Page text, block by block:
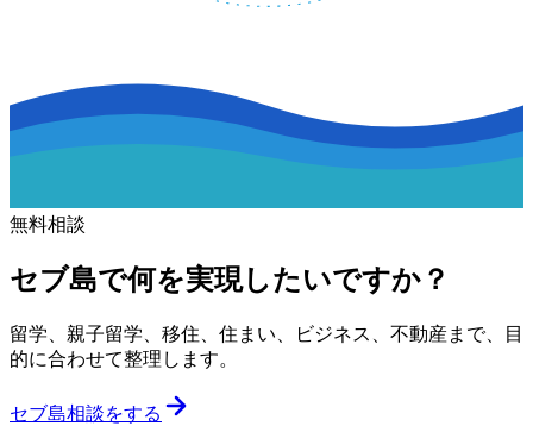
無料相談
セブ島で何を実現したいですか？
留学、親子留学、移住、住まい、ビジネス、不動産まで、目
的に合わせて整理します。
セブ島相談をする